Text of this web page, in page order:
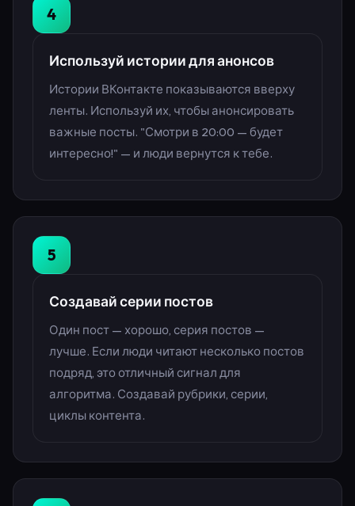
4
Используй истории для анонсов
Истории ВКонтакте показываются вверху
ленты. Используй их, чтобы анонсировать
важные посты. "Смотри в 20:00 — будет
интересно!" — и люди вернутся к тебе.
5
Создавай серии постов
Один пост — хорошо, серия постов —
лучше. Если люди читают несколько постов
подряд, это отличный сигнал для
алгоритма. Создавай рубрики, серии,
циклы контента.